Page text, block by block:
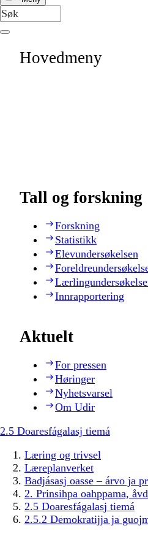
Hovedmeny
Tall og forskning
Forskning
Statistikk
Elevundersøkelsen
Innrapportering
Aktuelt
For pressen
Høringer
Nyhetsvarsel
Om Udir
2.5 Doaresfágalasj tiemá
Læring og trivsel
Læreplanverket
Badjásasj oasse – árvo ja
2. Prinsihpa oahppama,
2.5 Doaresfágalasj tiemá
2.5.2 Demokratijja ja